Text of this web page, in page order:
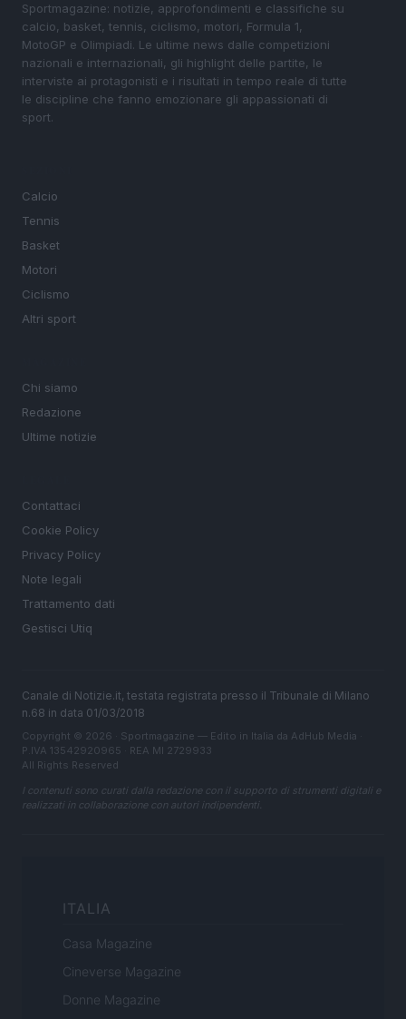
Sportmagazine: notizie, approfondimenti e classifiche su
calcio, basket, tennis, ciclismo, motori, Formula 1,
MotoGP e Olimpiadi. Le ultime news dalle competizioni
nazionali e internazionali, gli highlight delle partite, le
interviste ai protagonisti e i risultati in tempo reale di tutte
le discipline che fanno emozionare gli appassionati di
sport.
Calcio
Tennis
Basket
Motori
Ciclismo
Altri sport
Chi siamo
Redazione
Ultime notizie
Contattaci
Cookie Policy
Privacy Policy
Note legali
Trattamento dati
Gestisci Utiq
Canale di Notizie.it, testata registrata presso il Tribunale di Milano
n.68 in data 01/03/2018
Copyright © 2026 · Sportmagazine — Edito in Italia da AdHub Media
P.IVA 13542920965 · REA MI 2729933
All Rights Reserved
I contenuti sono curati dalla redazione con il supporto di strumenti digitali e
realizzati in collaborazione con autori indipendenti.
ITALIA
Casa Magazine
Cineverse Magazine
Donne Magazine